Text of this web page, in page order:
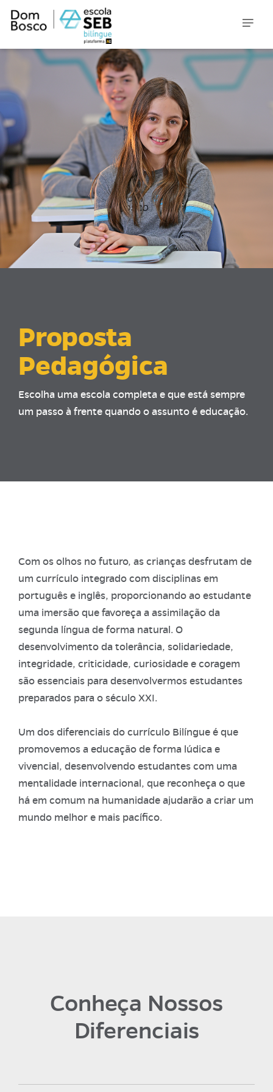
Proposta
Pedagógica
Escolha uma escola completa e que está sempre
um passo à frente quando o assunto é educação.
Com os olhos no futuro, as crianças desfrutam de
um currículo integrado com disciplinas em
português e inglês, proporcionando ao estudante
uma imersão que favoreça a assimilação da
segunda língua de forma natural. O
desenvolvimento da tolerância, solidariedade,
integridade, criticidade, curiosidade e coragem
são essenciais para desenvolvermos estudantes
preparados para o século XXI.
Um dos diferenciais do currículo Bilíngue é que
promovemos a educação de forma lúdica e
vivencial, desenvolvendo estudantes com uma
mentalidade internacional, que reconheça o que
há em comum na humanidade ajudarão a criar um
mundo melhor e mais pacífico.
Conheça Nossos
Diferenciais